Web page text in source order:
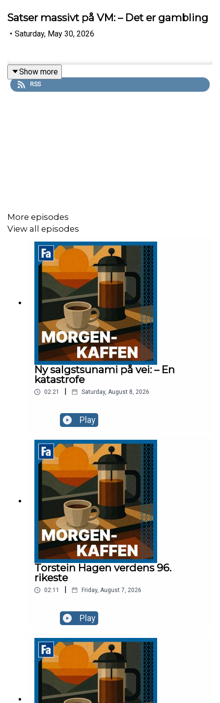
Satser massivt på VM: – Det er gambling
• Saturday, May 30, 2026
Show more
RSS
More episodes
View all episodes
Ny salgstsunami på vei: – En
katastrofe
02:21 Saturday, August 8, 2026
Play
Torstein Hagen verdens 96.
rikeste
02:11 Friday, August 7, 2026
Play